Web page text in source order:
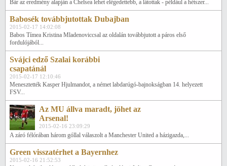
Bár az eredmény alapján a Chelsea lehet elégedettebb, a látottak - például a hétszer...
Babosék továbbjutottak Dubajban
2015-02-17 14:02:08
Babos Tímea Kristina Mladenoviccsal az oldalán továbbjutott a páros első
fordulójából...
Svájci edző Szalai korábbi
csapatánál
2015-02-17 12:10:46
Menesztették Kasper Hjulmandot, a német labdarúgó-bajnokságban 14. helyezett
FSV...
Az MU állva maradt, jöhet az
Arsenal!
2015-02-16 23:09:29
A záró félórában három góllal válaszolt a Manchester United a házigazda,...
Green visszatérhet a Bayernhez
2015-02-16 21:52:53